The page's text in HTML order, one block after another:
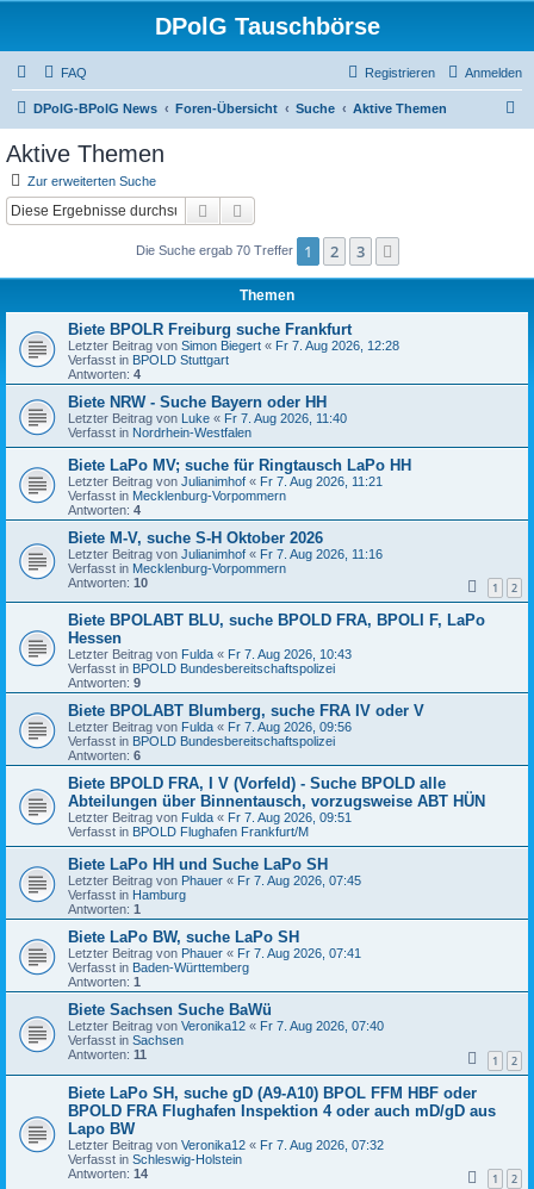
DPolG Tauschbörse
FAQ Anmelden
Registrieren
DPolG-BPolG News Foren-Übersicht Suche Aktive Themen
Aktive Themen
Zur erweiterten Suche
Suche
Die Suche ergab 70 Treffer 1 2 3
Themen
Biete BPOLR Freiburg suche Frankfurt
Letzter Beitrag von Simon Biegert « Fr 7. Aug 2026, 12:28
Verfasst in BPOLD Stuttgart
Antworten: 4
Biete NRW - Suche Bayern oder HH
Letzter Beitrag von Luke « Fr 7. Aug 2026, 11:40
Verfasst in Nordrhein-Westfalen
Biete LaPo MV; suche für Ringtausch LaPo HH
Letzter Beitrag von Julianimhof « Fr 7. Aug 2026, 11:21
Verfasst in Mecklenburg-Vorpommern
Antworten: 4
Biete M-V, suche S-H Oktober 2026
Letzter Beitrag von Julianimhof « Fr 7. Aug 2026, 11:16
Verfasst in Mecklenburg-Vorpommern
Antworten: 10 1 2
Biete BPOLABT BLU, suche BPOLD FRA, BPOLI F, LaPo
Hessen
Letzter Beitrag von Fulda « Fr 7. Aug 2026, 10:43
Verfasst in BPOLD Bundesbereitschaftspolizei
Antworten: 9
Biete BPOLABT Blumberg, suche FRA IV oder V
Letzter Beitrag von Fulda « Fr 7. Aug 2026, 09:56
Verfasst in BPOLD Bundesbereitschaftspolizei
Antworten: 6
Biete BPOLD FRA, I V (Vorfeld) - Suche BPOLD alle
Abteilungen über Binnentausch, vorzugsweise ABT HÜN
Letzter Beitrag von Fulda « Fr 7. Aug 2026, 09:51
Verfasst in BPOLD Flughafen Frankfurt/M
Biete LaPo HH und Suche LaPo SH
Letzter Beitrag von Phauer « Fr 7. Aug 2026, 07:45
Verfasst in Hamburg
Antworten: 1
Biete LaPo BW, suche LaPo SH
Letzter Beitrag von Phauer « Fr 7. Aug 2026, 07:41
Verfasst in Baden-Württemberg
Antworten: 1
Biete Sachsen Suche BaWü
Letzter Beitrag von Veronika12 « Fr 7. Aug 2026, 07:40
Verfasst in Sachsen
Antworten: 11 1 2
Biete LaPo SH, suche gD (A9-A10) BPOL FFM HBF oder
BPOLD FRA Flughafen Inspektion 4 oder auch mD/gD aus
Lapo BW
Letzter Beitrag von Veronika12 « Fr 7. Aug 2026, 07:32
Verfasst in Schleswig-Holstein
Antworten: 14 1 2